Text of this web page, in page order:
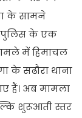
के सामने
पुलिस के एक
में हिमाचल
के सढौरा थाना
हैं। अब मामला
शुरूआती स्तर